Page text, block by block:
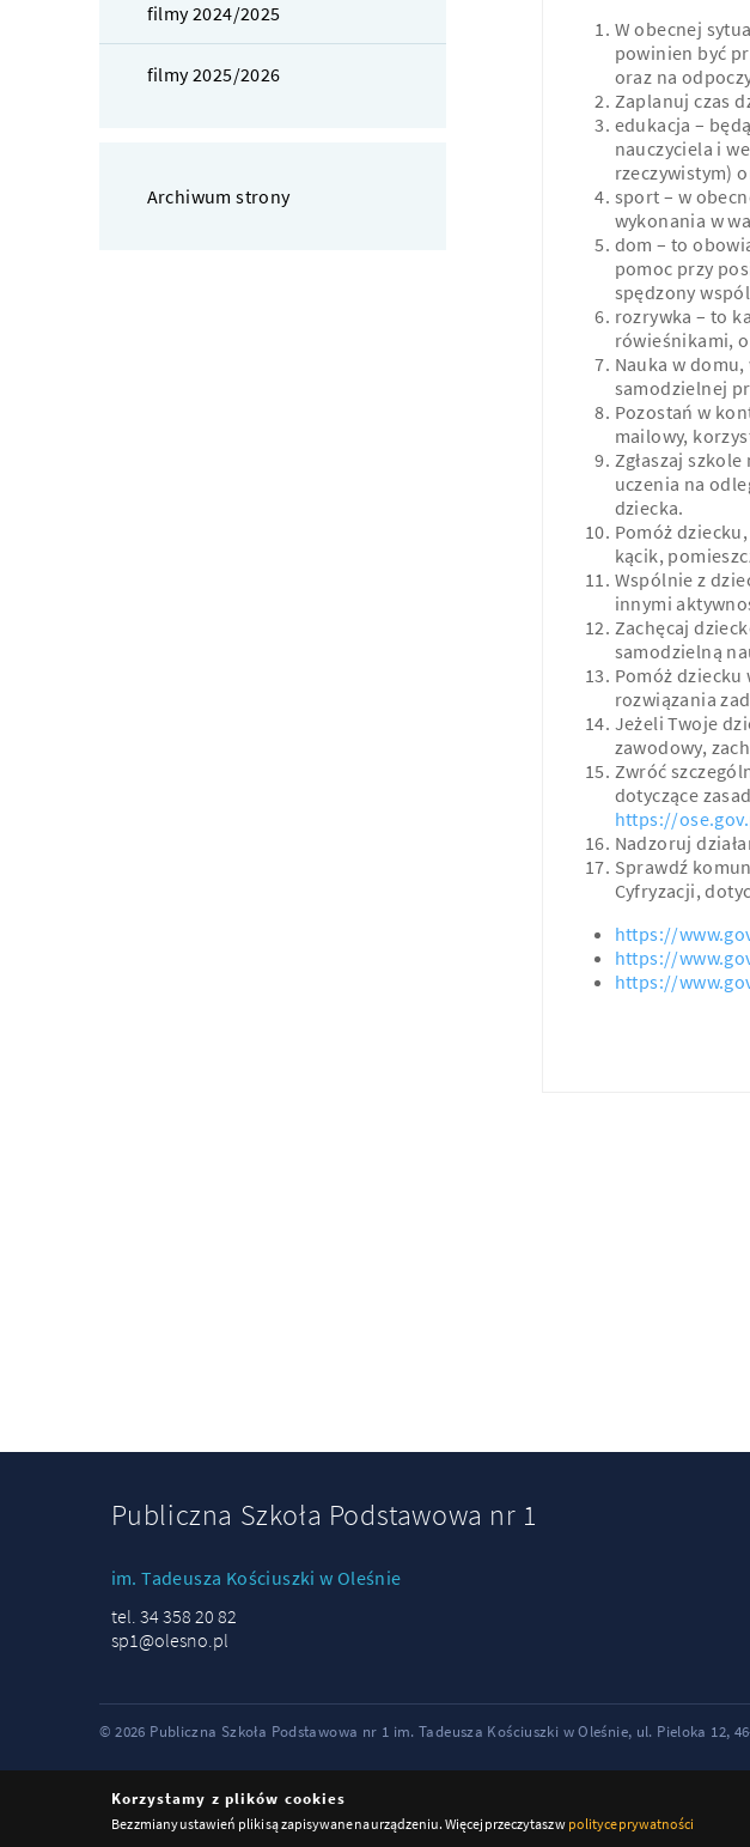
filmy 2024/2025
filmy 2025/2026
Archiwum strony
W obecnej
powinien być
oraz na
Zaplanuj czas
edukacja –
nauczyciela i
rzeczywistym)
sport – w
wykonania w
dom – to
pomoc przy
spędzony
rozrywka – to
rówieśnikami,
Nauka w
samodzielnej
Pozostań w
mailowy,
Zgłaszaj
uczenia na
dziecka.
Pomóż
kącik,
Wspólnie z
innymi
Zachęcaj
samodzielną
Pomóż
rozwiązania
Jeżeli Twoje
zawodowy,
Zwróć
dotyczące
https://
Nadzoruj
Sprawdź
Cyfryzacji,
https://
https://
https://
Publiczna Szkoła Podstawowa nr 1
im. Tadeusza Kościuszki w Oleśnie
tel. 34 358 20 82
sp1@olesno.pl
© 2026 Publiczna Szkoła Podstawowa nr 1 im. Tadeusza Kościuszki w Oleśnie, ul. Pieloka 12,
Korzystamy z plików cookies
Bez zmiany ustawień pliki są zapisywane na urządzeniu. Więcej przeczytasz w polityce prywatności